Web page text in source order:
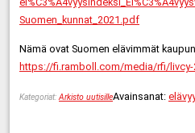
Suomen_kunnat_2021.pdf
Nämä ovat Suomen elävimmät
https://fi.ramboll.com/media/rfi/livcy-
Kategoriat:Arkisto uutisilleAvainsanat: